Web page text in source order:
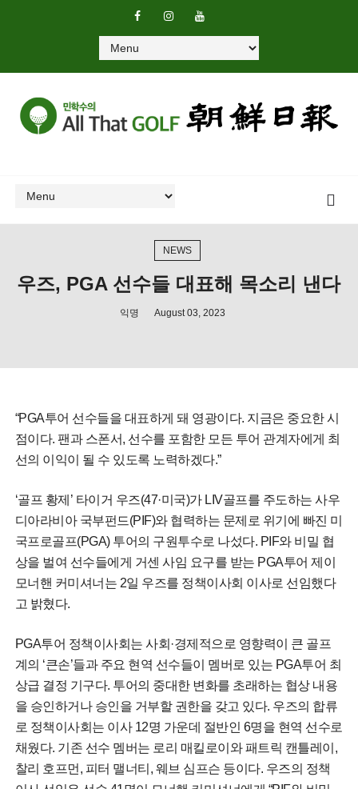
NEWS
우즈, PGA 선수들 대표해 목소리 낸다
익명 August 03, 2023
“PGA투어 선수들을 대표하게 돼 영광이다. 지금은 중요한 시
점이다. 팬과 스폰서, 선수를 포함한 모든 투어 관계자에게 최
선의 이익이 될 수 있도록 노력하겠다.”
‘골프 황제’ 타이거 우즈(47·미국)가 LIV골프를 주도하는 사우
디아라비아 국부펀드(PIF)와 협력하는 문제로 위기에 빠진 미
국프로골프(PGA) 투어의 구원투수로 나섰다. PIF와 비밀 협
상을 벌여 선수들에게 거센 사임 요구를 받는 PGA투어 제이
모너핸 커미셔너는 2일 우즈를 정책이사회 이사로 선임했다
고 밝혔다.
PGA투어 정책이사회는 사회·경제적으로 영향력이 큰 골프
계의 ‘큰손’들과 주요 현역 선수들이 멤버로 있는 PGA투어 최
상급 결정 기구다. 투어의 중대한 변화를 초래하는 협상 내용
을 승인하거나 승인을 거부할 권한을 갖고 있다. 우즈의 합류
로 정책이사회는 이사 12명 가운데 절반인 6명을 현역 선수로
채웠다. 기존 선수 멤버는 로리 매킬로이와 패트릭 캔틀레이,
찰리 호프먼, 피터 맬너티, 웨브 심프슨 등이다. 우즈의 정책